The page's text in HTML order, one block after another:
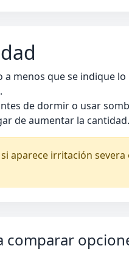
a menos que se indique
de dormir o usar
de aumentar la cantidad.
aparece irritación
comparar